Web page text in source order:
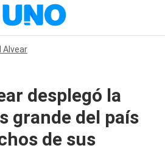
Alvear
desplegó la
grande del país
de sus